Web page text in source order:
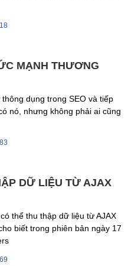
MẠNH THƯƠNG
dụng trong SEO và tiếp
nó, nhưng không phải ai cũng
DỮ LIỆU TỪ AJAX
thể thu thập dữ liệu từ AJAX
biết trong phiên bản ngày 17